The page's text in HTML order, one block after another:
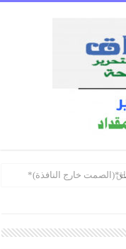
قائدٍ وبصمةُ وطن
العزيزي